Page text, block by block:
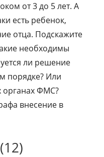
от 3 до 5 лет. А
есть ребенок,
отца. Подскажите
необходимы
ли решение
порядке? Или
органах ФМС?
внесение в